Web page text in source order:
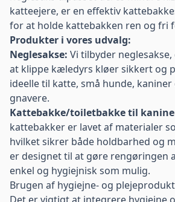
katteejere, er en effektiv
for at holde kattebakken ren og fri
Produkter i vores udvalg:
Neglesakse: Vi tilbyder
at klippe kæledyrs kløer sikkert og
ideelle til katte, små hunde,
gnavere.
Kattebakke/toiletbakke til
kattebakker er lavet af materialer
hvilket sikrer både holdbarhed og
er designet til at gøre rengøringen
enkel og hygiejnisk som mulig.
Brugen af hygiejne- og